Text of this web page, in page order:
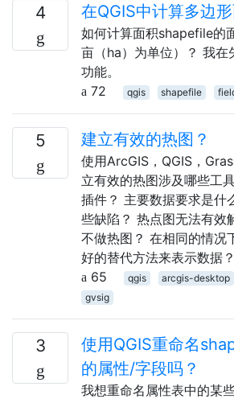
4 在QGIS中计算多边形
如何计算面积shapefile的
亩（ha）为单位）？ 我在
功能。
72
qgis shapefile
5 建立有效的热图？
使用ArcGIS，QGIS，
立有效的热图涉及哪些工
插件？ 主要数据要求是什
些缺陷？ 热点图无法有效
不做热图？ 在相同的情况
好的替代方法来表示数据？
65
qgis arcgis-desktop
gvsig
3
使用QGIS重命名
的属性/字段吗？
我想重命名属性表中的某